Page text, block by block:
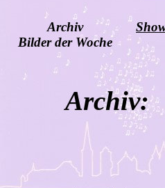
Archiv
Bilder der Woche
Archiv: